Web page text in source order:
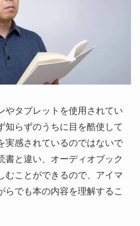
やタブレットを使用されてい
知らずのうちに目を酷使して
実感されているのではないで
書と違い、オーディオブック
むことができるので、アイマ
らでも本の内容を理解するこ